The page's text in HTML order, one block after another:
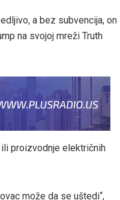
a bez subvencija, on
na svojoj mreži Truth
proizvodnje električnih
može da se uštedi“,